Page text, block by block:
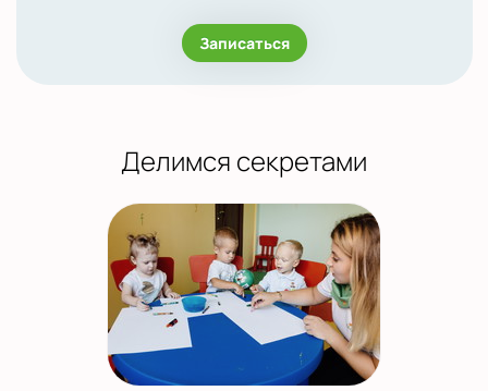
Записаться
Делимся секретами